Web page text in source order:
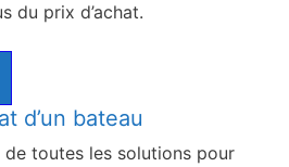
du prix d’achat.
d’un bateau
de toutes les solutions pour